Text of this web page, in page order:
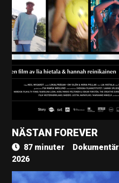
NÄSTAN FOREVER
87 minuter Dokumentär
2026